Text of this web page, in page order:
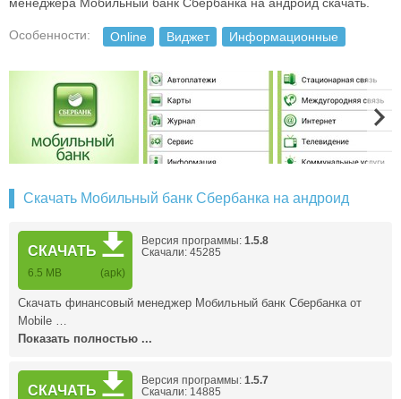
Особенности: Online Виджет Информационные
Скачать Мобильный банк Сбербанка на андроид
СКАЧАТЬ
6.5 MB (apk)
Версия программы: 1.5.8
Скачали: 45285
Скачать финансовый менеджер Мобильный банк Сбербанка от
Mobile …
Показать полностью ...
СКАЧАТЬ
Версия программы: 1.5.7
Скачали: 14885